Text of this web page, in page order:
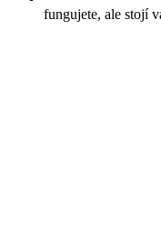
fungujete, ale stojí